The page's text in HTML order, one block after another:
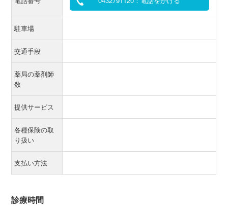
駐車場
交通手段
薬局の薬剤師
数
提供サービス
各種保険の取
り扱い
支払い方法
診療時間